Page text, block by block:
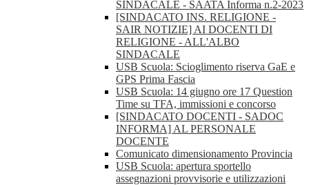
SINDACALE - SAATA Informa n.2-2023
[SINDACATO INS. RELIGIONE -
SAIR NOTIZIE] AI DOCENTI DI
RELIGIONE - ALL'ALBO
SINDACALE
USB Scuola: Scioglimento riserva GaE e
GPS Prima Fascia
USB Scuola: 14 giugno ore 17 Question
Time su TFA, immissioni e concorso
[SINDACATO DOCENTI - SADOC
INFORMA] AL PERSONALE
DOCENTE
Comunicato dimensionamento Provincia
USB Scuola: apertura sportello
assegnazioni provvisorie e utilizzazioni